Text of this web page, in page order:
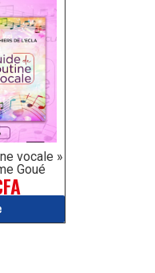
vocale »
Goué